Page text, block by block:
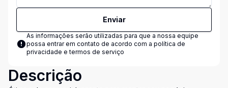
Enviar
As informações serão utilizadas para que a nossa equipe
possa entrar em contato de acordo com a política de
privacidade e termos de serviço
Descrição